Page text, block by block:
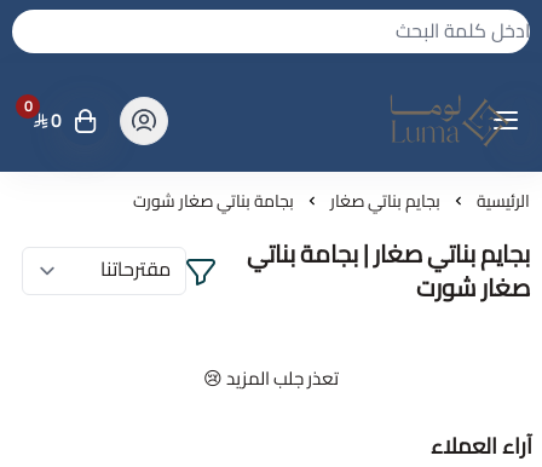
لوما - بجامه واكثر
0 0
الرئيسية بجايم بناتي صغار بجامة بناتي صغار شورت
بجايم بناتي صغار | بجامة بناتي
صغار شورت
تعذر جلب المزيد 😢
آراء العملاء